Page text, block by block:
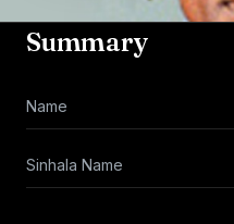
Summary
Name
Sinhala Name